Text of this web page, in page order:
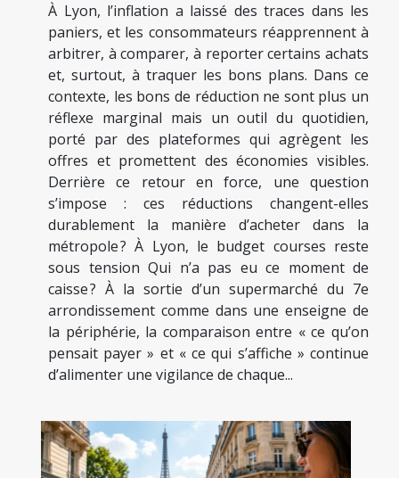
À Lyon, l’inflation a laissé des traces dans les
paniers, et les consommateurs réapprennent à
arbitrer, à comparer, à reporter certains achats
et, surtout, à traquer les bons plans. Dans ce
contexte, les bons de réduction ne sont plus un
réflexe marginal mais un outil du quotidien,
porté par des plateformes qui agrègent les
offres et promettent des économies visibles.
Derrière ce retour en force, une question
s’impose : ces réductions changent-elles
durablement la manière d’acheter dans la
métropole ? À Lyon, le budget courses reste
sous tension Qui n’a pas eu ce moment de
caisse ? À la sortie d’un supermarché du 7e
arrondissement comme dans une enseigne de
la périphérie, la comparaison entre « ce qu’on
pensait payer » et « ce qui s’affiche » continue
d’alimenter une vigilance de chaque...